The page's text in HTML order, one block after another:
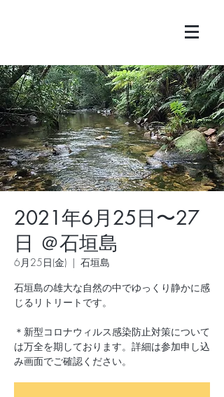
2021年6月25日〜27
日 ＠石垣島
6月25日(金)
  |
石垣島
石垣島の雄大な自然の中でゆっくり静かに感
じるリトリートです。
＊新型コロナウィルス感染防止対策について
は万全を期しております。詳細は参加申し込
み画面でご確認ください。